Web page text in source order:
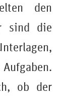
den
sind die
ob der